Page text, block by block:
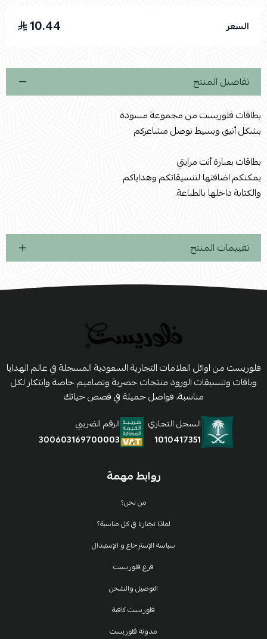
السعر 10.44
تفاصيل المنتج
بطاقات فلوريست من مجموعة مسودة
بشكل أنيق وبسيط نوصل مشاعركم
بطاقات بعبارة أنت مرايتي
يمكنكم اضافتها لتنسيقاتكم وهداياكم
والكتابة داخلها بالطباعة.
تقييمات المنتج
روابط مهمة
من نحن؟
لماذا تختارنا في كل مناسبة؟
سياسة الإسترجاع و الإستبدال
فرع فلوريست
التوصيل والشحن
فلوريست كافية
مدونة فلوريست
فلوريست من اوائل العلامات التجارية السعودية المسجلة في عالم الهدايا
وباقات وتنسيقات الورود منتجات حصرية وتصاميم خاصة وابتكار لكل
مناسبة، فواصل جميلة في قصص حياتك
السجل التجاري
1010417351
الرقم الضريبي
300603169700003